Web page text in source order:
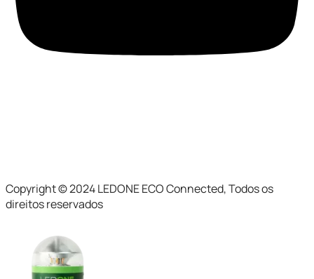
Copyright © 2024 LEDONE ECO Connected, Todos os
direitos reservados